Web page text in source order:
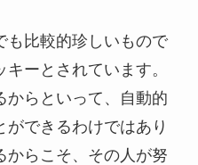
も比較的珍しいもので
ーとされています。
からといって、自動的
できるわけではあり
からこそ、その人が努